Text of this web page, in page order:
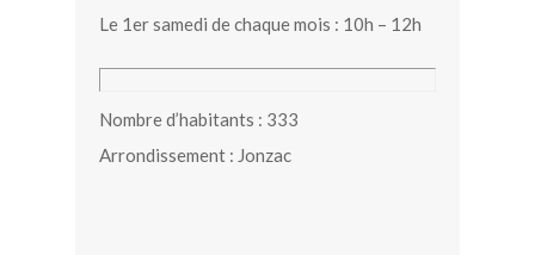
Le 1er samedi de chaque mois : 10h – 12h
Nombre d’habitants : 333
Arrondissement : Jonzac